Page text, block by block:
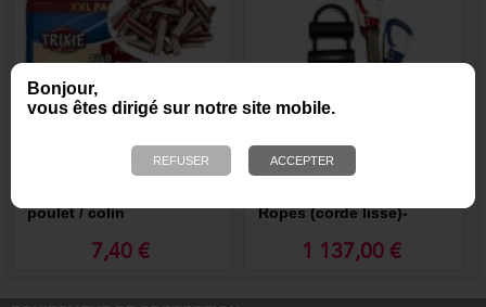
Bonjour,
vous êtes dirigé sur notre site mobile.
poulet / colin
7,40 €
Ropes (corde lisse)-
1 137,00 €